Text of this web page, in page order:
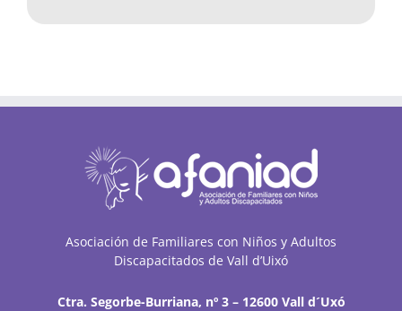
Asociación de Familiares con Niños y Adultos
Discapacitados de Vall d’Uixó
Ctra. Segorbe-Burriana, nº 3 – 12600 Vall d´Uxó